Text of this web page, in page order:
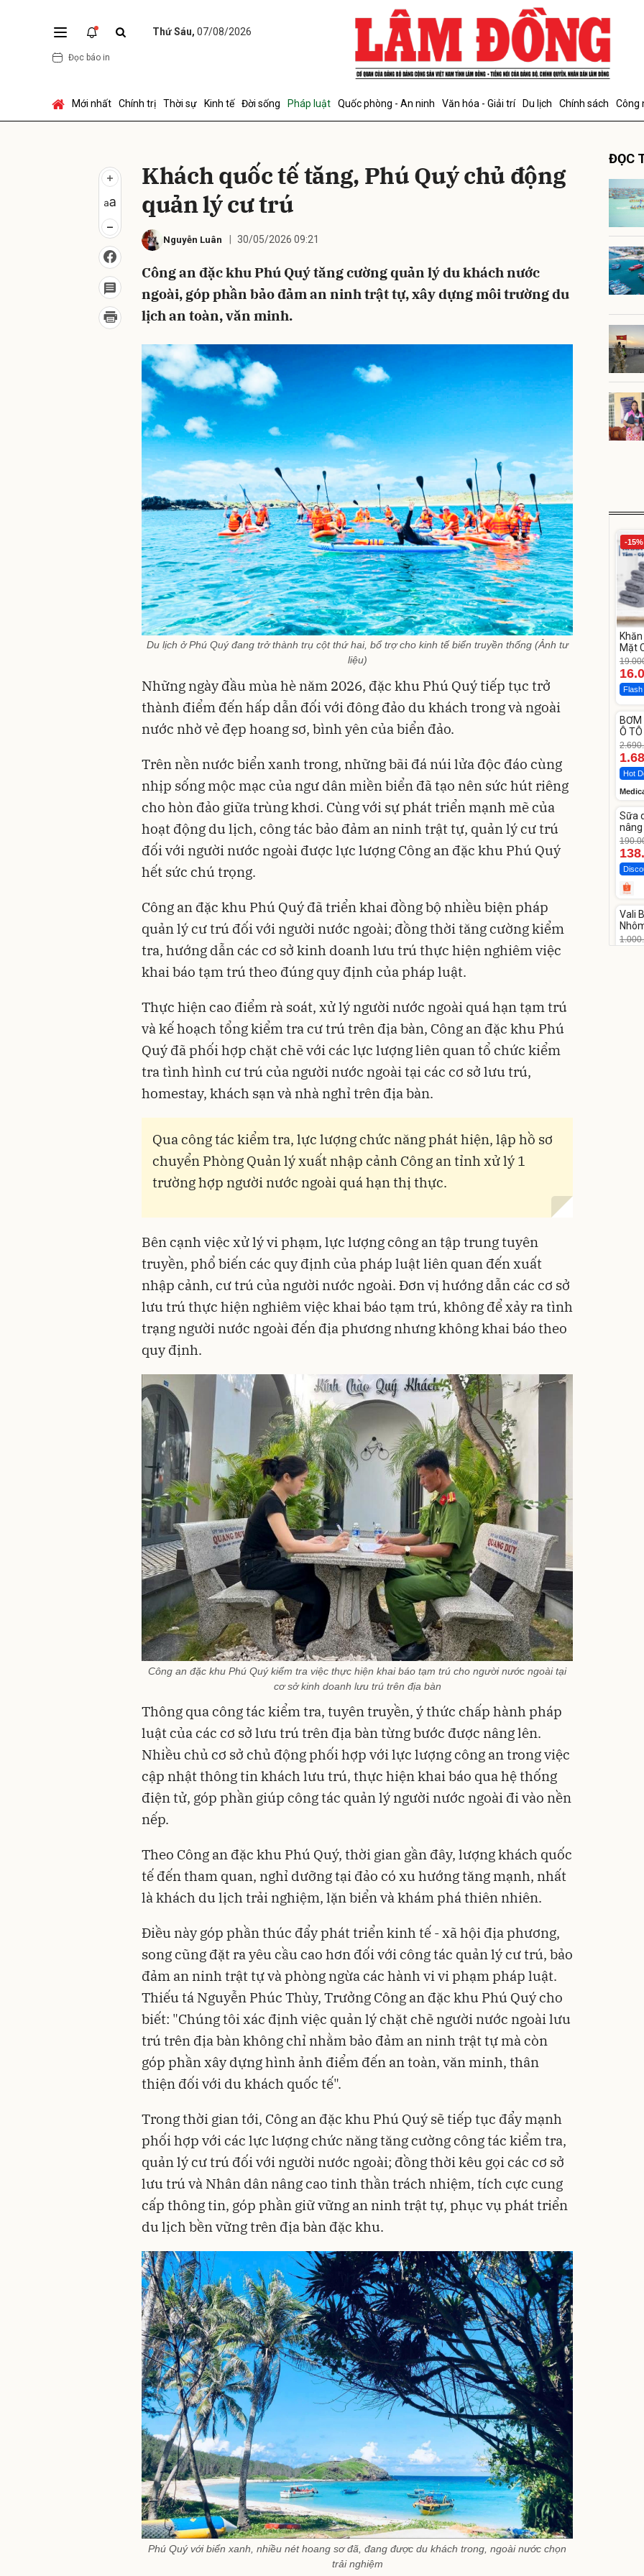
Thứ Sáu, 07/08/2026
Đọc báo in
Mới nhất Chính trị Thời sự Kinh tế Đời sống Pháp luật Quốc phòng - An ninh Văn hóa - Giải trí Du lịch Chính sách Công
Khách quốc tế tăng, Phú Quý chủ động
quản lý cư trú
Nguyễn Luân 30/05/2026 09:21
Công an đặc khu Phú Quý tăng cường quản lý du khách nước
ngoài, góp phần bảo đảm an ninh trật tự, xây dựng môi trường du
lịch an toàn, văn minh.
Du lịch ở Phú Quý đang trở thành trụ cột thứ hai, bổ trợ cho kinh tế biển truyền thống (Ảnh tư
liệu)
Những ngày đầu mùa hè năm 2026, đặc khu Phú Quý tiếp tục trở
thành điểm đến hấp dẫn đối với đông đảo du khách trong và ngoài
nước nhờ vẻ đẹp hoang sơ, bình yên của biển đảo.
Trên nền nước biển xanh trong, những bãi đá núi lửa độc đáo cùng
nhịp sống mộc mạc của ngư dân miền biển đã tạo nên sức hút riêng
cho hòn đảo giữa trùng khơi. Cùng với sự phát triển mạnh mẽ của
hoạt động du lịch, công tác bảo đảm an ninh trật tự, quản lý cư trú
đối với người nước ngoài được lực lượng Công an đặc khu Phú Quý
hết sức chú trọng.
Công an đặc khu Phú Quý đã triển khai đồng bộ nhiều biện pháp
quản lý cư trú đối với người nước ngoài; đồng thời tăng cường kiểm
tra, hướng dẫn các cơ sở kinh doanh lưu trú thực hiện nghiêm việc
khai báo tạm trú theo đúng quy định của pháp luật.
Thực hiện cao điểm rà soát, xử lý người nước ngoài quá hạn tạm trú
và kế hoạch tổng kiểm tra cư trú trên địa bàn, Công an đặc khu Phú
Quý đã phối hợp chặt chẽ với các lực lượng liên quan tổ chức kiểm
tra tình hình cư trú của người nước ngoài tại các cơ sở lưu trú,
homestay, khách sạn và nhà nghỉ trên địa bàn.
Qua công tác kiểm tra, lực lượng chức năng phát hiện, lập hồ sơ
chuyển Phòng Quản lý xuất nhập cảnh Công an tỉnh xử lý 1
trường hợp người nước ngoài quá hạn thị thực.
Bên cạnh việc xử lý vi phạm, lực lượng công an tập trung tuyên
truyền, phổ biến các quy định của pháp luật liên quan đến xuất
nhập cảnh, cư trú của người nước ngoài. Đơn vị hướng dẫn các cơ sở
lưu trú thực hiện nghiêm việc khai báo tạm trú, không để xảy ra tình
trạng người nước ngoài đến địa phương nhưng không khai báo theo
quy định.
Công an đặc khu Phú Quý kiểm tra việc thực hiện khai báo tạm trú cho người nước ngoài tại
cơ sở kinh doanh lưu trú trên địa bàn
Thông qua công tác kiểm tra, tuyên truyền, ý thức chấp hành pháp
luật của các cơ sở lưu trú trên địa bàn từng bước được nâng lên.
Nhiều chủ cơ sở chủ động phối hợp với lực lượng công an trong việc
cập nhật thông tin khách lưu trú, thực hiện khai báo qua hệ thống
điện tử, góp phần giúp công tác quản lý người nước ngoài đi vào nền
nếp.
Theo Công an đặc khu Phú Quý, thời gian gần đây, lượng khách quốc
tế đến tham quan, nghỉ dưỡng tại đảo có xu hướng tăng mạnh, nhất
là khách du lịch trải nghiệm, lặn biển và khám phá thiên nhiên.
Điều này góp phần thúc đẩy phát triển kinh tế - xã hội địa phương,
song cũng đặt ra yêu cầu cao hơn đối với công tác quản lý cư trú, bảo
đảm an ninh trật tự và phòng ngừa các hành vi vi phạm pháp luật.
Thiếu tá Nguyễn Phúc Thùy, Trưởng Công an đặc khu Phú Quý cho
biết: "Chúng tôi xác định việc quản lý chặt chẽ người nước ngoài lưu
trú trên địa bàn không chỉ nhằm bảo đảm an ninh trật tự mà còn
góp phần xây dựng hình ảnh điểm đến an toàn, văn minh, thân
thiện đối với du khách quốc tế".
Trong thời gian tới, Công an đặc khu Phú Quý sẽ tiếp tục đẩy mạnh
phối hợp với các lực lượng chức năng tăng cường công tác kiểm tra,
quản lý cư trú đối với người nước ngoài; đồng thời kêu gọi các cơ sở
lưu trú và Nhân dân nâng cao tinh thần trách nhiệm, tích cực cung
cấp thông tin, góp phần giữ vững an ninh trật tự, phục vụ phát triển
du lịch bền vững trên địa bàn đặc khu.
Phú Quý với biển xanh, nhiều nét hoang sơ đã, đang được du khách trong, ngoài nước chọn
trải nghiệm
ĐỌC
-15%
Mặt
Flash
-37%
BƠM
Ô TÔ
Hot
-27%
Sữa
-17%
Vali
20/
Gửi bình luận